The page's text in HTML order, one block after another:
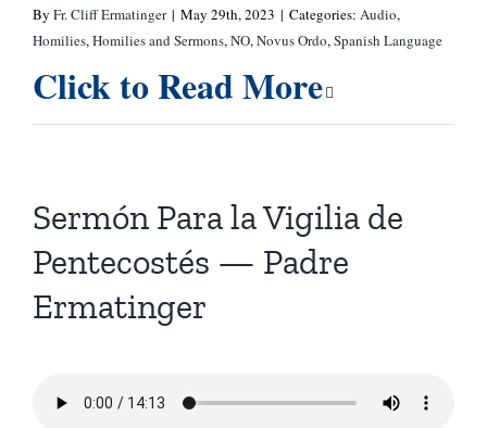
By Fr. Cliff Ermatinger | May 29th, 2023 | Categories: Audio,
Homilies,Homilies and Sermons,NO,Novus Ordo,Spanish Language
Click to Read More
Sermón Para la Vigilia de
Pentecostés — Padre
Ermatinger